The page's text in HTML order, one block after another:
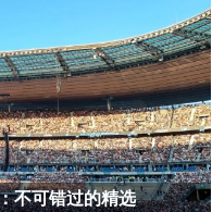
不可错过的精选